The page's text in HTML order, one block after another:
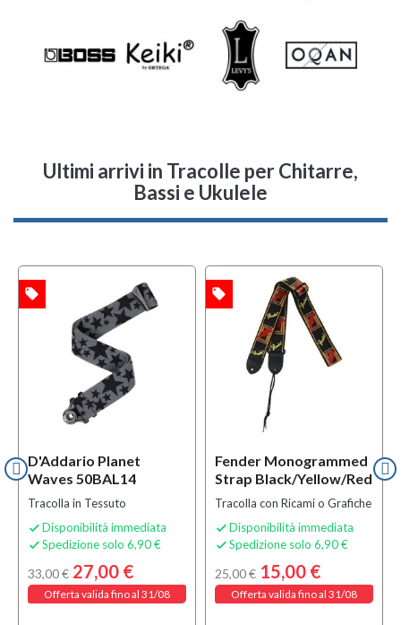
Ultimi arrivi in Tracolle per Chitarre,
Bassi e Ukulele
D'Addario Planet
Waves 50BAL14
Tracolla in Tessuto
 Disponibilità immediata
 Spedizione solo 6,90 €
33,00 € 27,00 €
Offerta valida fino al 31/08
local_offer
Fender Monogrammed
Strap Black/Yellow/Red
Tracolla con Ricami o Grafiche
 Disponibilità immediata
 Spedizione solo 6,90 €
25,00 € 15,00 €
Offerta valida fino al 31/08
OFFERTA local_offer